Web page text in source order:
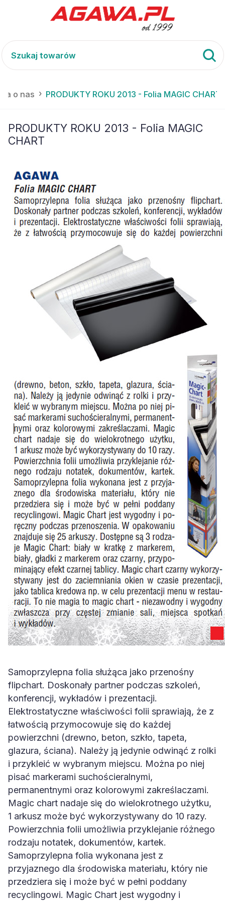
o nas PRODUKTY ROKU 2013 - Folia MAGIC CHART
PRODUKTY ROKU 2013 - Folia MAGIC
CHART
Samoprzylepna folia służąca jako przenośny
flipchart. Doskonały partner podczas szkoleń,
konferencji, wykładów i prezentacji.
Elektrostatyczne właściwości folii sprawiają, że z
łatwością przymocowuje się do każdej
powierzchni (drewno, beton, szkło, tapeta,
glazura, ściana). Należy ją jedynie odwinąć z rolki
i przykleić w wybranym miejscu. Można po niej
pisać markerami suchościeralnymi,
permanentnymi oraz kolorowymi zakreślaczami.
Magic chart nadaje się do wielokrotnego użytku,
1 arkusz może być wykorzystywany do 10 razy.
Powierzchnia folii umożliwia przyklejanie różnego
rodzaju notatek, dokumentów, kartek.
Samoprzylepna folia wykonana jest z
przyjaznego dla środowiska materiału, który nie
przedziera się i może być w pełni poddany
recyclingowi. Magic Chart jest wygodny i